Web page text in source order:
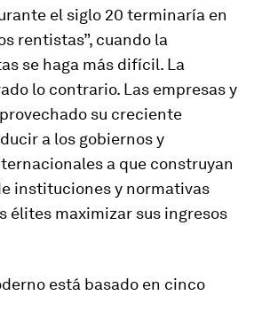
el siglo 20 terminaría en
rentistas”, cuando la
se haga más difícil. La
lo contrario. Las empresas y
su creciente
a los gobiernos y
a que construyan
instituciones y normativas
élites maximizar sus ingresos
está basado en cinco